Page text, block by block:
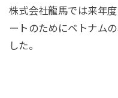
株式会社龍馬では来年
ートのためにベトナム
した。